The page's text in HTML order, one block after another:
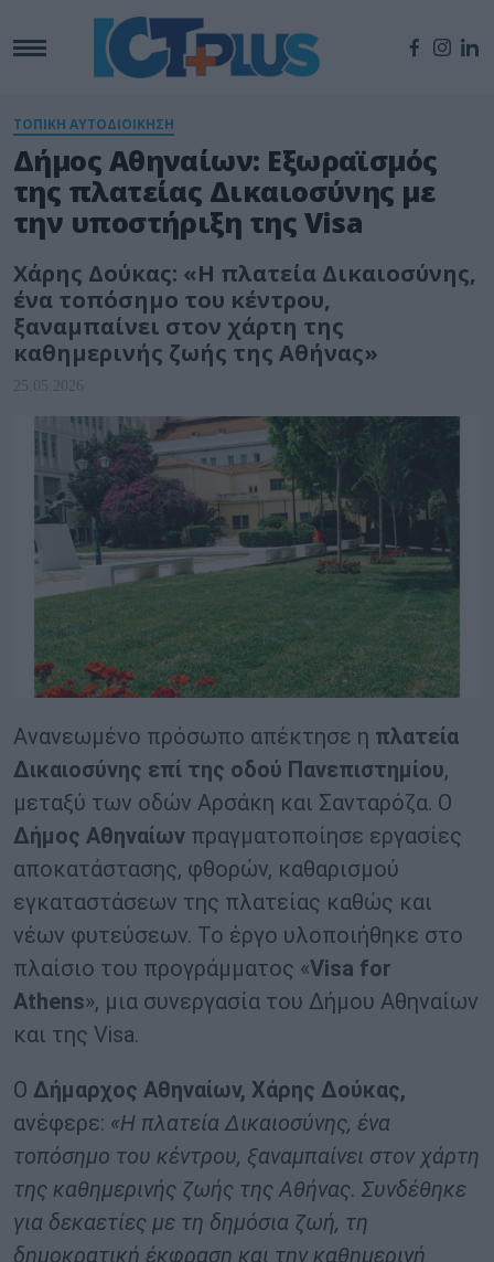
ΤΟΠΙΚΗ ΑΥΤΟΔΙΟΙΚΗΣΗ
Δήμος Αθηναίων: Εξωραϊσμός
της πλατείας Δικαιοσύνης με
την υποστήριξη της Visa
Χάρης Δούκας: «Η πλατεία Δικαιοσύνης,
ένα τοπόσημο του κέντρου,
ξαναμπαίνει στον χάρτη της
καθημερινής ζωής της Αθήνας»
25.05.2026
Ανανεωμένο πρόσωπο απέκτησε η πλατεία
Δικαιοσύνης επί της οδού Πανεπιστημίου,
μεταξύ των οδών Αρσάκη και Σανταρόζα. Ο
Δήμος Αθηναίων πραγματοποίησε εργασίες
αποκατάστασης, φθορών, καθαρισμού
εγκαταστάσεων της πλατείας καθώς και
νέων φυτεύσεων. Το έργο υλοποιήθηκε στο
πλαίσιο του προγράμματος «Visa for
Athens», μια συνεργασία του Δήμου Αθηναίων
και της Visa.
Ο Δήμαρχος Αθηναίων, Χάρης Δούκας,
ανέφερε: «Η πλατεία Δικαιοσύνης, ένα
τοπόσημο του κέντρου, ξαναμπαίνει στον χάρτη
της καθημερινής ζωής της Αθήνας. Συνδέθηκε
για δεκαετίες με τη δημόσια ζωή, τη
δημοκρατική έκφραση και την καθημερινή